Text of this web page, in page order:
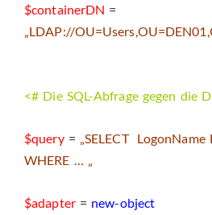
$containerDN =
„LDAP://
<# Die SQL-Abfrage gegen die
$query=
„SELECT
WHERE … „
$adapter= new-object